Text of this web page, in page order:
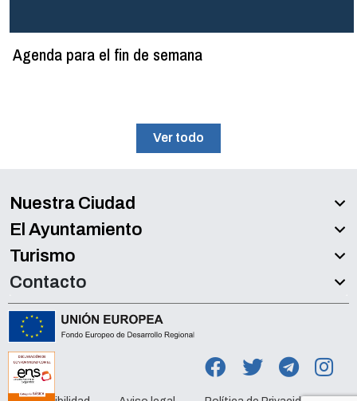
Agenda para el fin de semana
Ver todo
Nuestra Ciudad
El Ayuntamiento
Turismo
Contacto